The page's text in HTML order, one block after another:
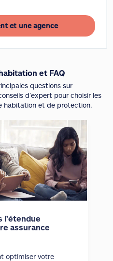
et une agence
et FAQ
questions sur
d’expert pour choisir les
habitation et de protection.
l’étendue
assurance
optimiser votre